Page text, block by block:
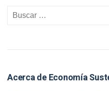
Acerca de Economía